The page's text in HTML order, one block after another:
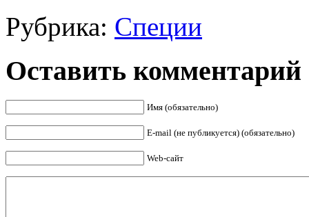
Рубрика: Специи
Оставить комментарий
Имя (обязательно)
E-mail (не публикуется) (обязательно)
Web-сайт